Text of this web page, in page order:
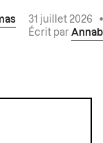
31 juillet 2026
Écrit par